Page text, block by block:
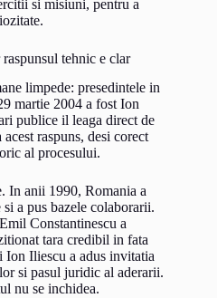
si misiuni, pentru a
tehnic e clar
limpede: presedintele in
martie 2004 a fost Ion
publice il leaga direct de
raspuns, desi corect
al procesului.
In anii 1990, Romania a
a pus bazele colaborarii.
Constantinescu a
tara credibil in fata
Iliescu a adus invitatia
si pasul juridic al aderarii.
nu se inchidea.